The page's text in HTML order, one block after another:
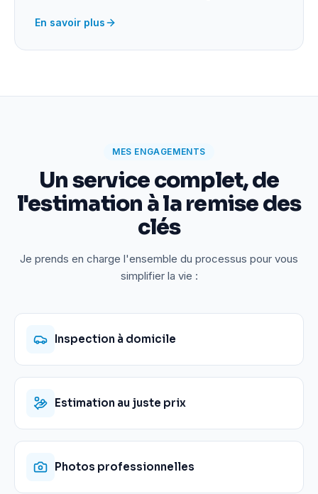
En savoir plus
MES ENGAGEMENTS
Un service complet, de
l'estimation à la remise des
clés
Je prends en charge l'ensemble du processus pour vous
simplifier la vie :
Inspection à domicile
Estimation au juste prix
Photos professionnelles